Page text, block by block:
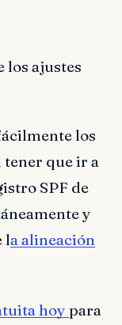
los ajustes
los
tener que ir a
SPF de
y
la alineación
hoy para